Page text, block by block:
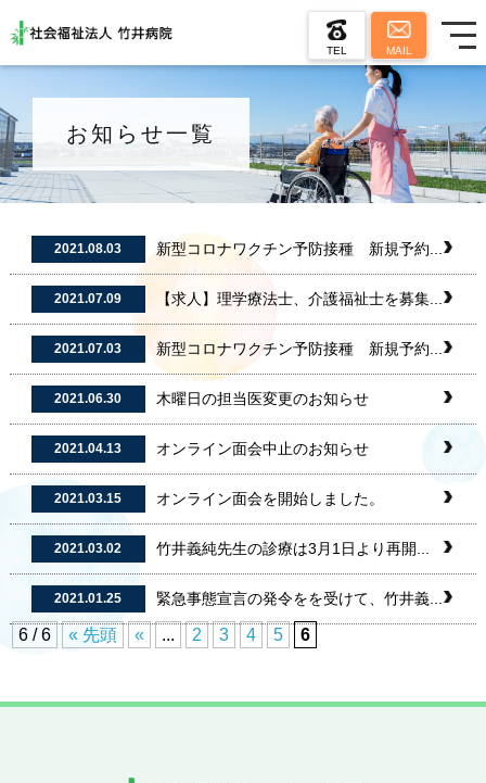
TEL MAIL
お知らせ一覧
2021.08.03 新型コロナワクチン予防接種 新規予約...
2021.07.09 【求人】理学療法士、介護福祉士を募集...
2021.07.03 新型コロナワクチン予防接種 新規予約...
2021.06.30 木曜日の担当医変更のお知らせ
2021.04.13 オンライン面会中止のお知らせ
2021.03.15 オンライン面会を開始しました。
2021.03.02 竹井義純先生の診療は3月1日より再開...
2021.01.25 緊急事態宣言の発令をを受けて、竹井義...
6 / 6 « 先頭 « ... 2 3 4 5 6